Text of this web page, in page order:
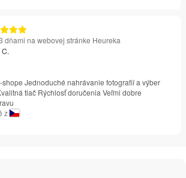
dňami na webovej stránke Heureka
Jednoduché nahrávanie fotografií a výber
tlač Rýchlosť doručenia Veľmi dobre
z